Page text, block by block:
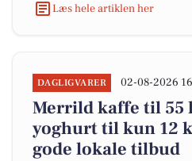
Læs hele artiklen her
DAGLIGVARER 02-08-2026
Merrild kaffe til 55
yoghurt til kun 12
gode lokale tilbud